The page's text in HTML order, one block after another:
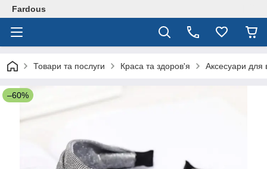
Fardous
Товари та послуги Краса та здоров'я Аксесуари для
–60%